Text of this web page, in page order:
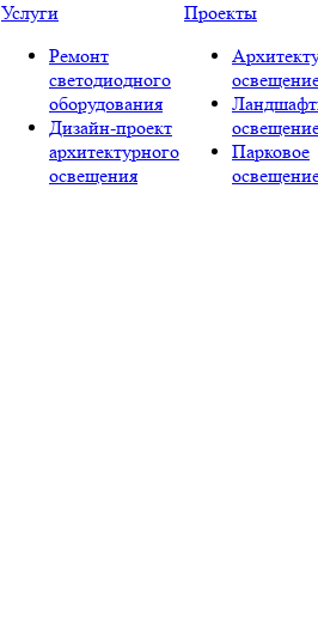
Услуги
Ремонт
светодиодного
оборудования
Дизайн-проект
архитектурного
освещения
Проекты
Парковое